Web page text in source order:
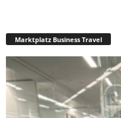
Marktplatz Business Travel